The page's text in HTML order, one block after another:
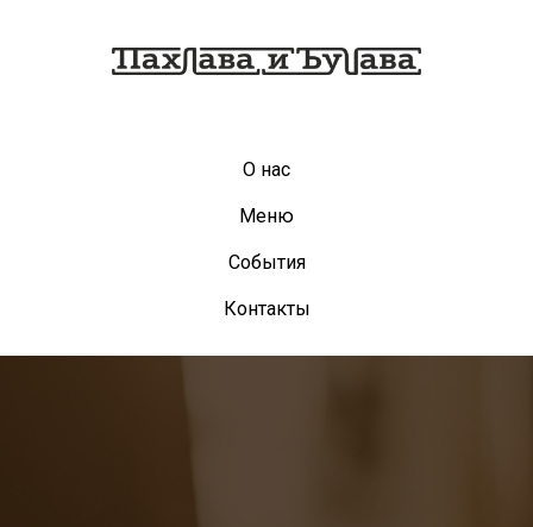
О нас
Меню
События
Контакты